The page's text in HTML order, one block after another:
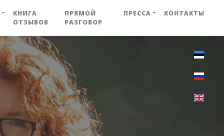
КНИГА
ОТЗЫВОВ
ПРЯМОЙ
РАЗГОВОР
ПРЕССА КОНТАКТЫ